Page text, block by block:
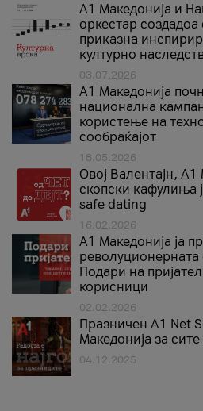
А1 Македонија и
оркестар
приказна
културно
03.07.2026
A1 Македонија
национална
користење на
сообраќајот
18.05.2026
Овој Валентајн,
скопски кафулиња
safe dating
16.02.2026
А1 Македонија ја
Подари на
корисници
02.02.2026
Празничен A1 Net
Македонија за
04.12.2025